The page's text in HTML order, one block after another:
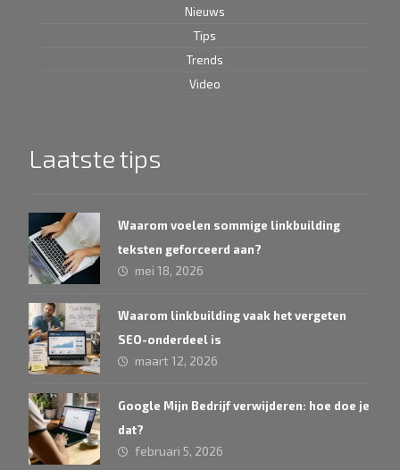
Nieuws
Tips
Trends
Video
Laatste tips
Waarom voelen sommige linkbuilding
teksten geforceerd aan?
mei 18, 2026
Waarom linkbuilding vaak het vergeten
SEO-onderdeel is
maart 12, 2026
Google Mijn Bedrijf verwijderen: hoe doe je
dat?
februari 5, 2026